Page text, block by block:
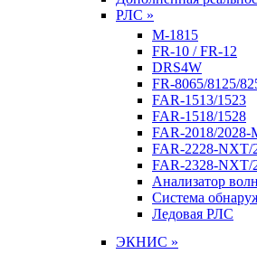
РЛС »
M-1815
FR-10 / FR-12
DRS4W
FR-8065/8125/
FAR-1513/1523
FAR-1518/1528
FAR-2018/2028-
FAR-2228-NXT/
FAR-2328-NXT/
Анализатор
Система
Ледовая РЛС
ЭКНИС »